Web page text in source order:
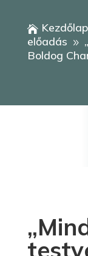
 Kezdőlap
előadás
9
Boldog